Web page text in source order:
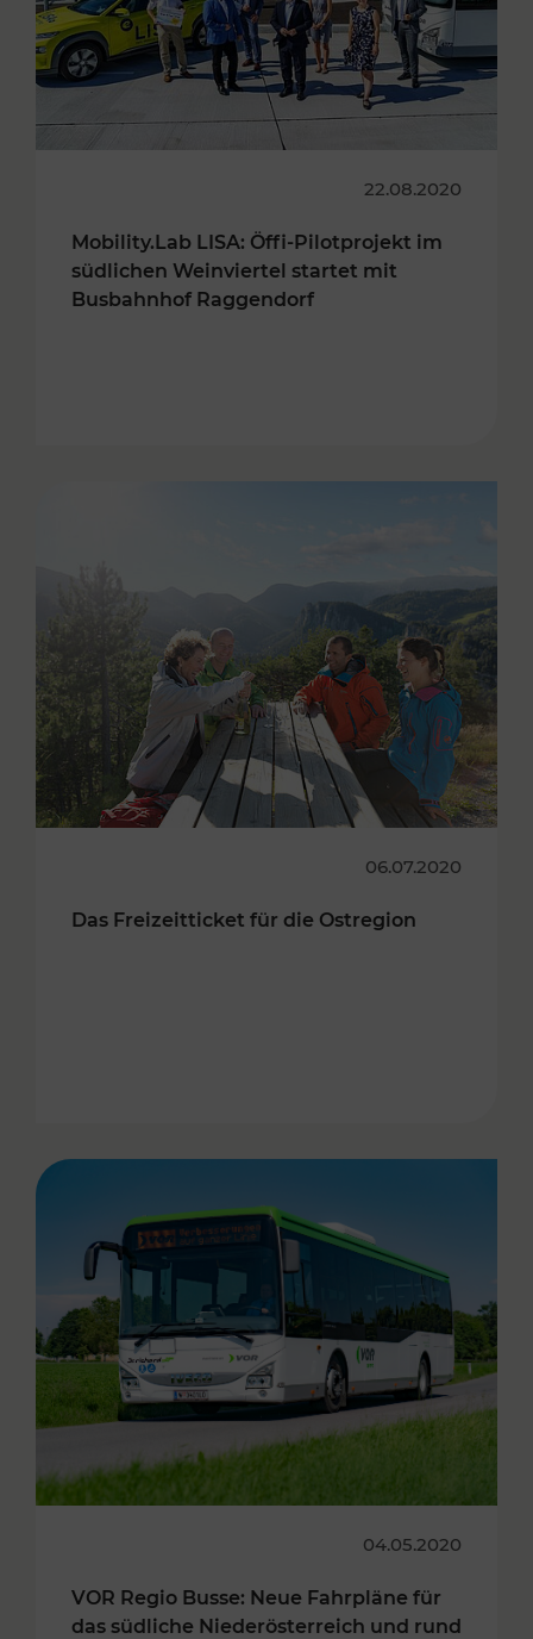
22.08.2020
Mobility.Lab LISA: Öffi-Pilotprojekt im
südlichen Weinviertel startet mit
Busbahnhof Raggendorf
06.07.2020
Das Freizeitticket für die Ostregion
04.05.2020
VOR Regio Busse: Neue Fahrpläne für
das südliche Niederösterreich und rund